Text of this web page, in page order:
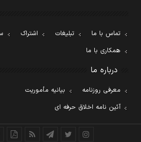
تماس با ما تبلیغات اشتراک
همکاری با ما
درباره ما
معرفی روزنامه
بیانیه مأموریت
آئین نامه اخلاق حرفه ای